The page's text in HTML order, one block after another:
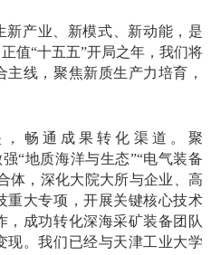
新产业、新模式、新动能，是
值“十五五”开局之年，我们将
线，聚焦新质生产力培育，
畅通成果转化渠道。聚
“地质海洋与生态”“电气装备
体，深化大院大所与企业、高
重大专项，开展关键核心技术
，成功转化深海采矿装备团队
现。我们已经与天津工业大学